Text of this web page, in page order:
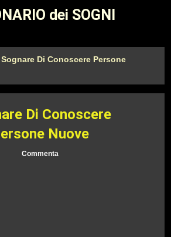
principale
dei SOGNI
Sognare Di Conoscere Persone
Di Conoscere
Nuove
Commenta